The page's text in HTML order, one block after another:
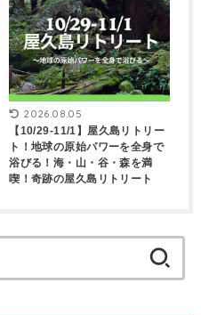
2026.08.05
【10/29-11/1】屋久島リトリー
ト！地球の原始パワーを全身で
浴びる！海・山・谷・森を満
喫！奇跡の屋久島リトリート
索: